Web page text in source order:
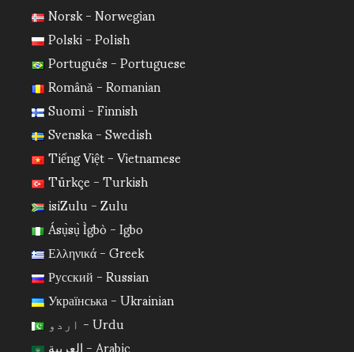
Norsk - Norwegian
Polski - Polish
Português - Portuguese
Română - Romanian
Suomi - Finnish
Svenska - Swedish
Tiếng Việt - Vietnamese
Türkçe - Turkish
isiZulu - Zulu
Ásụ̀sụ̀ Ìgbò - Igbo
Ελληνικά - Greek
Русский - Russian
Українська - Ukrainian
اردو - Urdu